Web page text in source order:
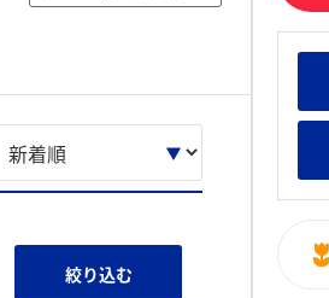
みんなの新卒就職人気企
28卒 IT・DX現場社員イ
絞り込む